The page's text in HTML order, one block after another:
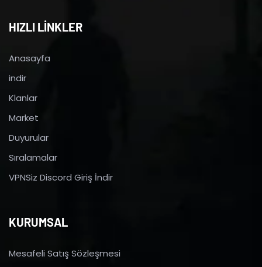
HIZLI LİNKLER
Anasayfa
indir
Klanlar
Market
Duyurular
Sıralamalar
VPNSiz Discord Giriş İndir
KURUMSAL
Mesafeli Satış Sözleşmesi